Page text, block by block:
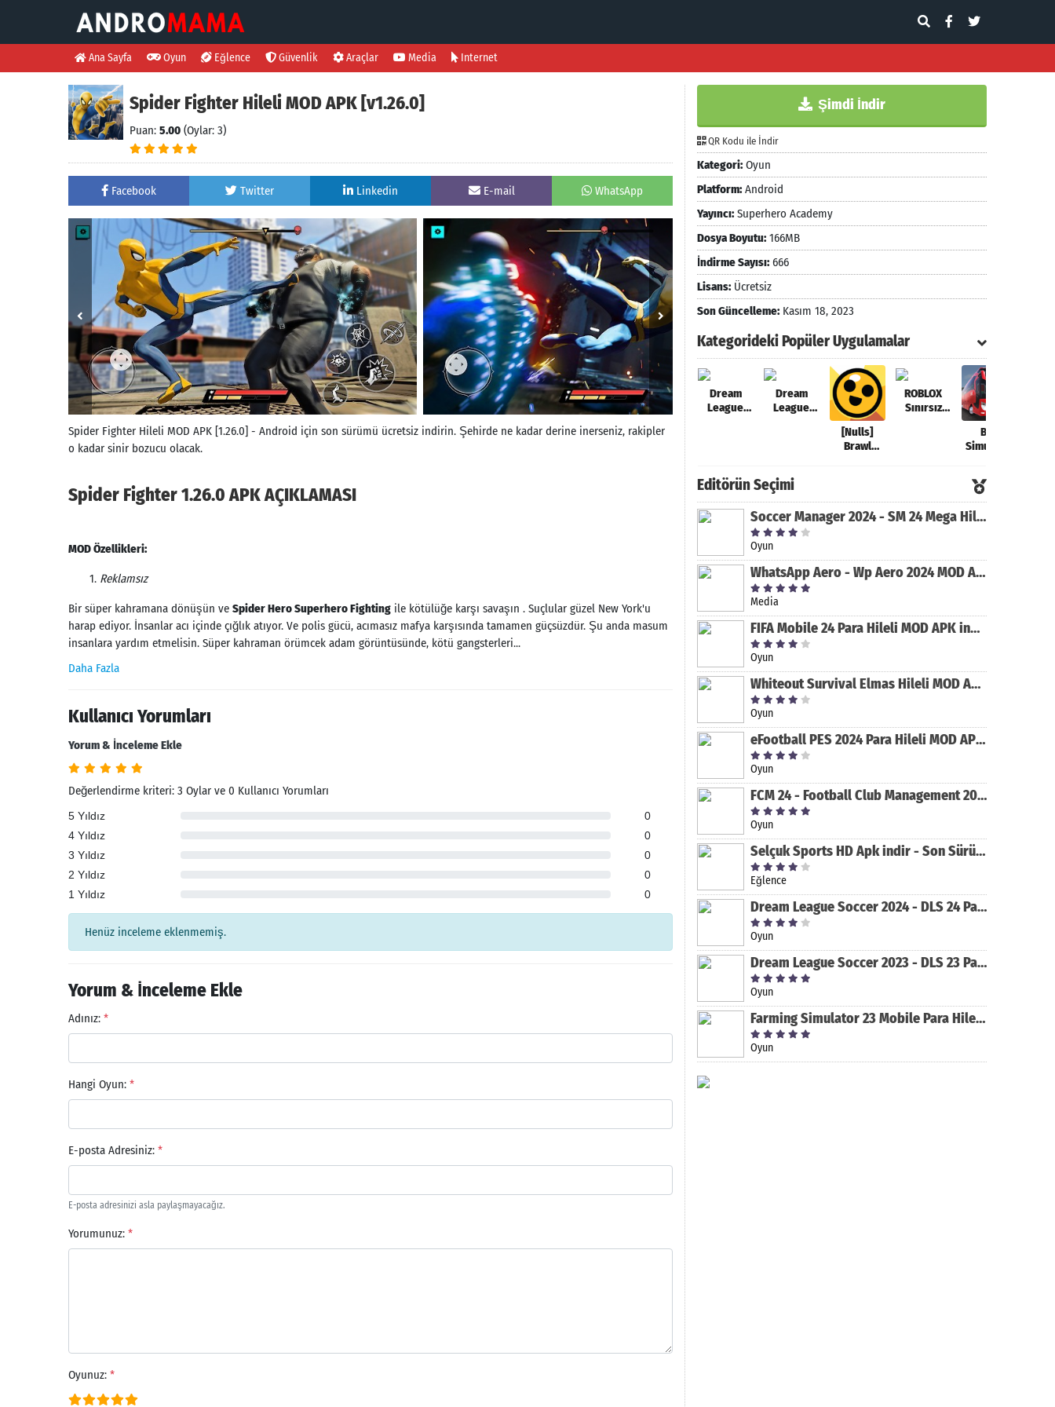
Ana Sayfa Oyun Eğlence Güvenlik Araçlar Media Internet
Spider Fighter Hileli MOD APK [v1.26.0]
Puan: 5.00 (Oylar: 3)
Facebook Twitter Linkedin E-mail WhatsApp
Spider Fighter Hileli MOD APK [1.26.0] - Android için son sürümü ücretsiz indirin. Şehirde ne kadar derine inerseniz, rakipler
o kadar sinir bozucu olacak.
Spider Fighter 1.26.0 APK AÇIKLAMASI
MOD Özellikleri:
Reklamsız
Bir süper kahramana dönüşün ve Spider Hero Superhero Fighting ile kötülüğe karşı savaşın . Suçlular güzel New York'u
harap ediyor. İnsanlar acı içinde çığlık atıyor. Ve polis gücü, acımasız mafya karşısında tamamen güçsüzdür. Şu anda masum
insanlara yardım etmelisin. Süper kahraman örümcek adam görüntüsünde, kötü gangsterleri...
Daha Fazla
Kullanıcı Yorumları
Yorum & İnceleme Ekle
Değerlendirme kriteri: 3 Oylar ve 0 Kullanıcı Yorumları
5 Yıldız
0
4 Yıldız
0
3 Yıldız
0
2 Yıldız
0
1 Yıldız
0
Henüz inceleme eklenmemiş.
Yorum & İnceleme Ekle
Adınız: *
Hangi Oyun: *
E-posta Adresiniz: *
E-posta adresinizi asla paylaşmayacağız.
Yorumunuz: *
Oyunuz: *
Şimdi İndir
QR Kodu ile İndir
Kategori: Oyun
Platform: Android
Yayıncı: Superhero Academy
Dosya Boyutu: 166MB
İndirme Sayısı: 666
Lisans: Ücretsiz
Son Güncelleme: Kasım 18, 2023
Kategorideki Popüler Uygulamalar
Dream
League
Dream
League
[Nulls]
Brawl
[v47.227]
ROBLOX
Sınırsız
Bus
Simulator
MOD APK
[v1.5.2]
Editörün Seçimi
Soccer Manager 2024 - SM 24 Mega Hileli MOD APK indir [v3.0.0]
Oyun
WhatsApp Aero - Wp Aero 2024 MOD APK indir [v10.0.2]
Media
FIFA Mobile 24 Para Hileli MOD APK indir [v20.1.02]
Oyun
Whiteout Survival Elmas Hileli MOD APK indir [v1.13.1]
Oyun
eFootball PES 2024 Para Hileli MOD APK indir [v8.2.0]
Oyun
FCM 24 - Football Club Management 2024 Para Hileli MOD APK indir [v1.0.4]
Oyun
Selçuk Sports HD Apk indir - Son Sürüm 2024 [2.0.1.9]
Eğlence
Dream League Soccer 2024 - DLS 24 Para Hileli MOD APK indir [v11.050]
Oyun
Dream League Soccer 2023 - DLS 23 Para Hileli MOD APK [v11.020]
Oyun
Farming Simulator 23 Mobile Para Hileli MOD APK indir [v0.0.0.8]
Oyun